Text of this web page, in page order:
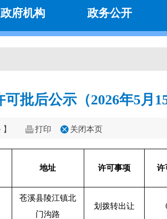
政府机构 政务公开
批后公示（2026年5月15
】 打印 关闭本页
地址 许可事项 许
苍溪县陵江镇北
门沟路
划拨转出让